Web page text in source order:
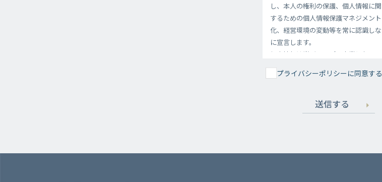
プライバシーポリシーに同意する
送信する